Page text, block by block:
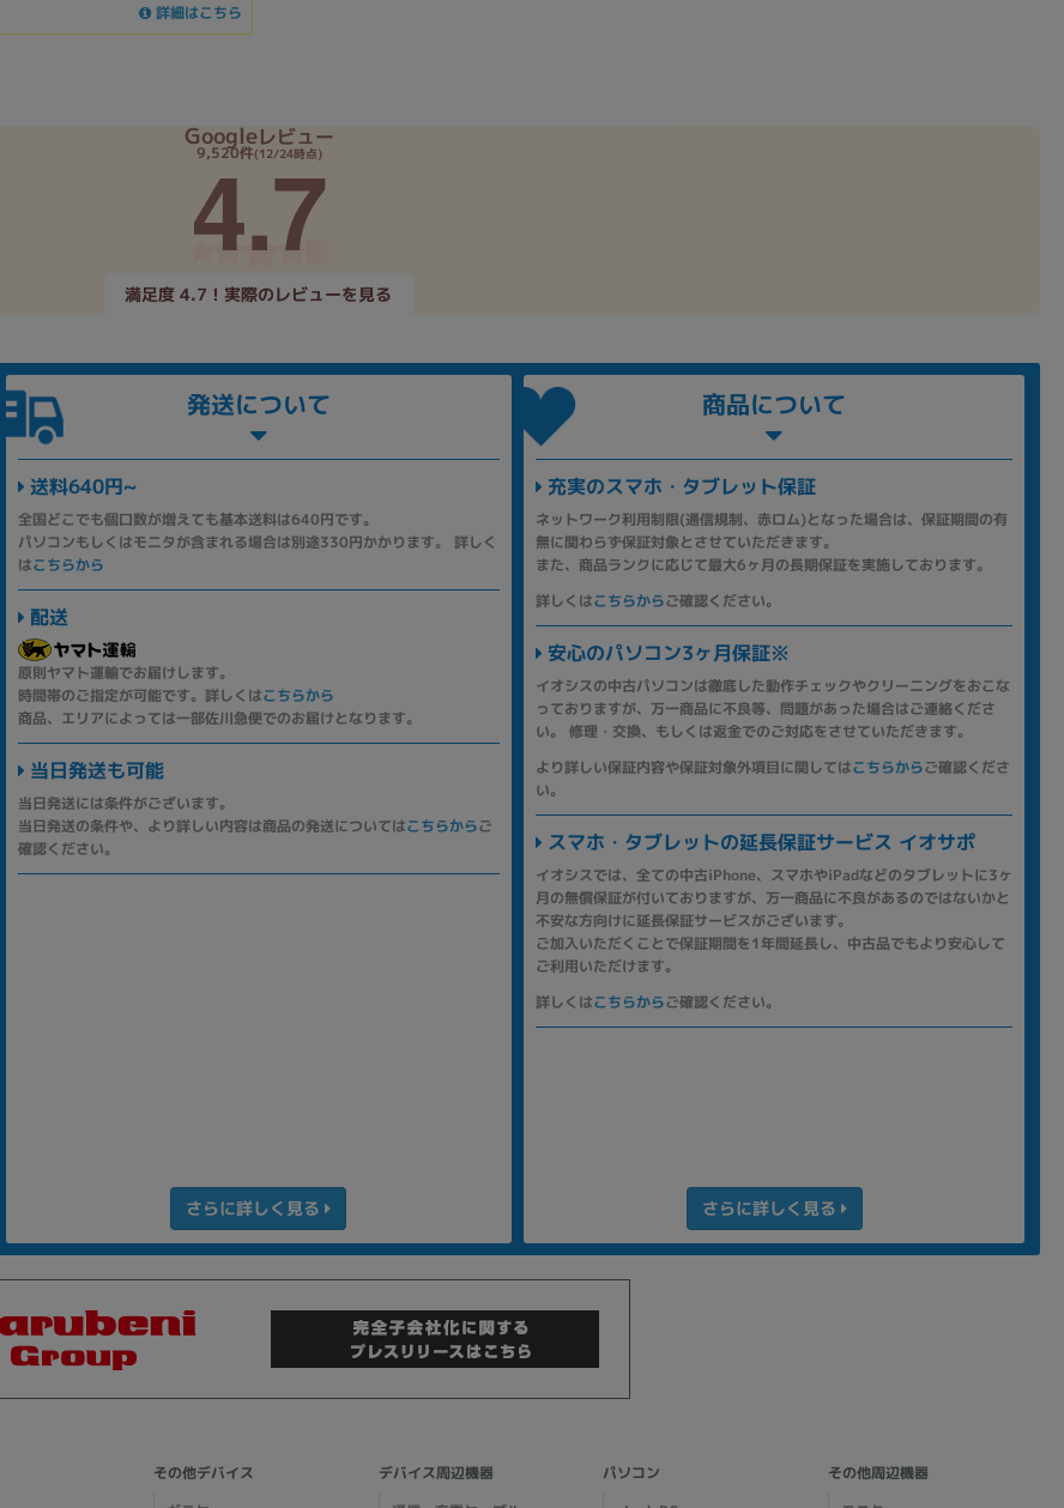
詳細はこちら
Googleレビュー
9,520件(12/24時点)
4.7
満足度 4.7！実際のレビューを見る
発送について
送料640円~
全国どこでも個口数が増えても基本送料は640円です。
パソコンもしくはモニタが含まれる場合は別途330円かかります。 詳しく
はこちらから
配送
原則ヤマト運輸でお届けします。
時間帯のご指定が可能です。詳しくはこちらから
商品、エリアによっては一部佐川急便でのお届けとなります。
当日発送も可能
当日発送には条件がございます。
当日発送の条件や、より詳しい内容は商品の発送についてはこちらからご
確認ください。
さらに詳しく見る
商品について
充実のスマホ・タブレット保証
ネットワーク利用制限(通信規制、赤ロム)となった場合は、保証期間の有
無に関わらず保証対象とさせていただきます。
また、商品ランクに応じて最大6ヶ月の長期保証を実施しております。
詳しくはこちらからご確認ください。
安心のパソコン3ヶ月保証※
イオシスの中古パソコンは徹底した動作チェックやクリーニングをおこな
っておりますが、万一商品に不良等、問題があった場合はご連絡くださ
い。 修理・交換、もしくは返金でのご対応をさせていただきます。
より詳しい保証内容や保証対象外項目に関してはこちらからご確認くださ
い。
スマホ・タブレットの延長保証サービス イオサポ
イオシスでは、全ての中古iPhone、スマホやiPadなどのタブレットに3ヶ
月の無償保証が付いておりますが、万一商品に不良があるのではないかと
不安な方向けに延長保証サービスがございます。
ご加入いただくことで保証期間を1年間延長し、中古品でもより安心して
ご利用いただけます。
詳しくはこちらからご確認ください。
さらに詳しく見る
その他デバイス デバイス周辺機器 パソコン その他周辺機器